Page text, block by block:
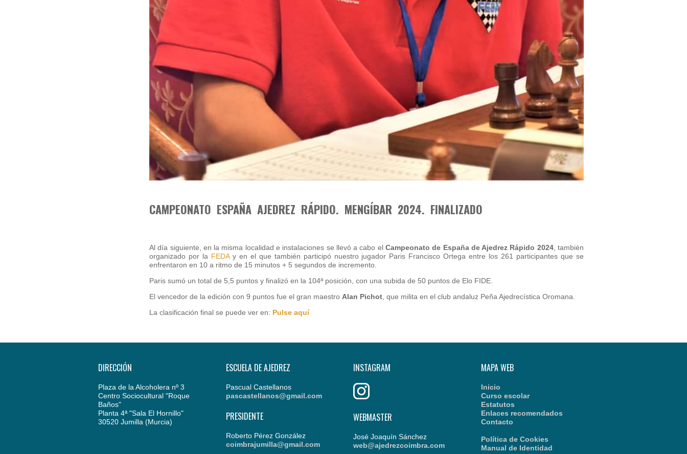
CAMPEONATO ESPAÑA AJEDREZ RÁPIDO. MENGÍBAR 2024. FINALIZADO
Al día siguiente, en la misma localidad e instalaciones se llevó a cabo el Campeonato de España de Ajedrez Rápido 2024, también
organizado por la FEDAy en el que también participó nuestro jugador Paris Francisco Ortega entre los 261 participantes que se
enfrentaron en 10 a ritmo de 15 minutos + 5 segundos de incremento.
Paris sumó un total de 5,5 puntos y finalizó en la 104ª posición, con una subida de 50 puntos de Elo FIDE.
El vencedor de la edición con 9 puntos fue el gran maestro Alan Pichot , que milita en el club andaluz Peña Ajedrecística Oromana.
La clasificación final se puede ver en: Pulse aquí
DIRECCIÓN
Plaza de la Alcoholera nº 3
Centro Sociocultural "Roque
Baños"
Planta 4ª "Sala El Hornillo"
30520 Jumilla (Murcia)
ESCUELA DE AJEDREZ
Pascual Castellanos
pascastellanos@gmail.com
PRESIDENTE
Roberto Pérez González
coimbrajumilla@gmail.com
INSTAGRAM
WEBMASTER
José Joaquín Sánchez
web@ajedrezcoimbra.com
MAPA WEB
Inicio
Curso escolar
Estatutos
Enlaces recomendados
Contacto
Política de Cookies
Manual de Identidad